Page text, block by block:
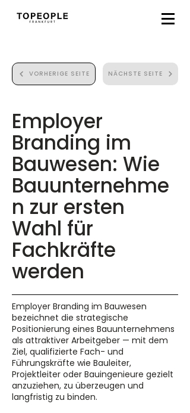
VORHERIGE SEITE NÄCHSTE SEITE
Employer
Branding im
Bauwesen: Wie
Bauunternehme
n zur ersten
Wahl für
Fachkräfte
werden
Employer Branding im Bauwesen
bezeichnet die strategische
Positionierung eines Bauunternehmens
als attraktiver Arbeitgeber — mit dem
Ziel, qualifizierte Fach- und
Führungskräfte wie Bauleiter,
Projektleiter oder Bauingenieure gezielt
anzuziehen, zu überzeugen und
langfristig zu binden.